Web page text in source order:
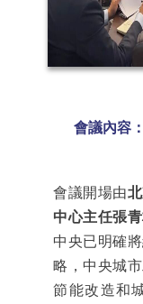
會議內容
會議開場由
中心主任張
中央已明確
略，中央城
節能改造和